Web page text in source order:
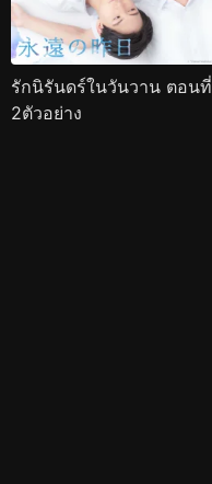
รักนิรันดร์ในวันวาน ตอนที่
2ตัวอย่าง